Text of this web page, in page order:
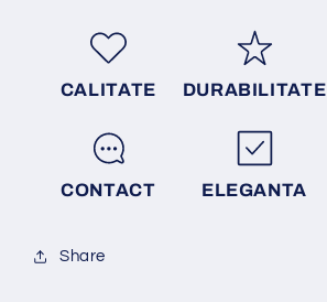
CALITATE DURABILITATE
CONTACT ELEGANTA
Share